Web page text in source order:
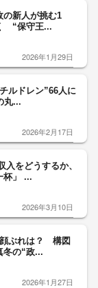
の新人が挑む1
“保守王...
2026年1月29日
ルドレン”66人に
丸...
2026年2月17日
をどうするか、
杯」 ...
2026年3月10日
顔ぶれは？ 構図
の“政...
2026年1月27日